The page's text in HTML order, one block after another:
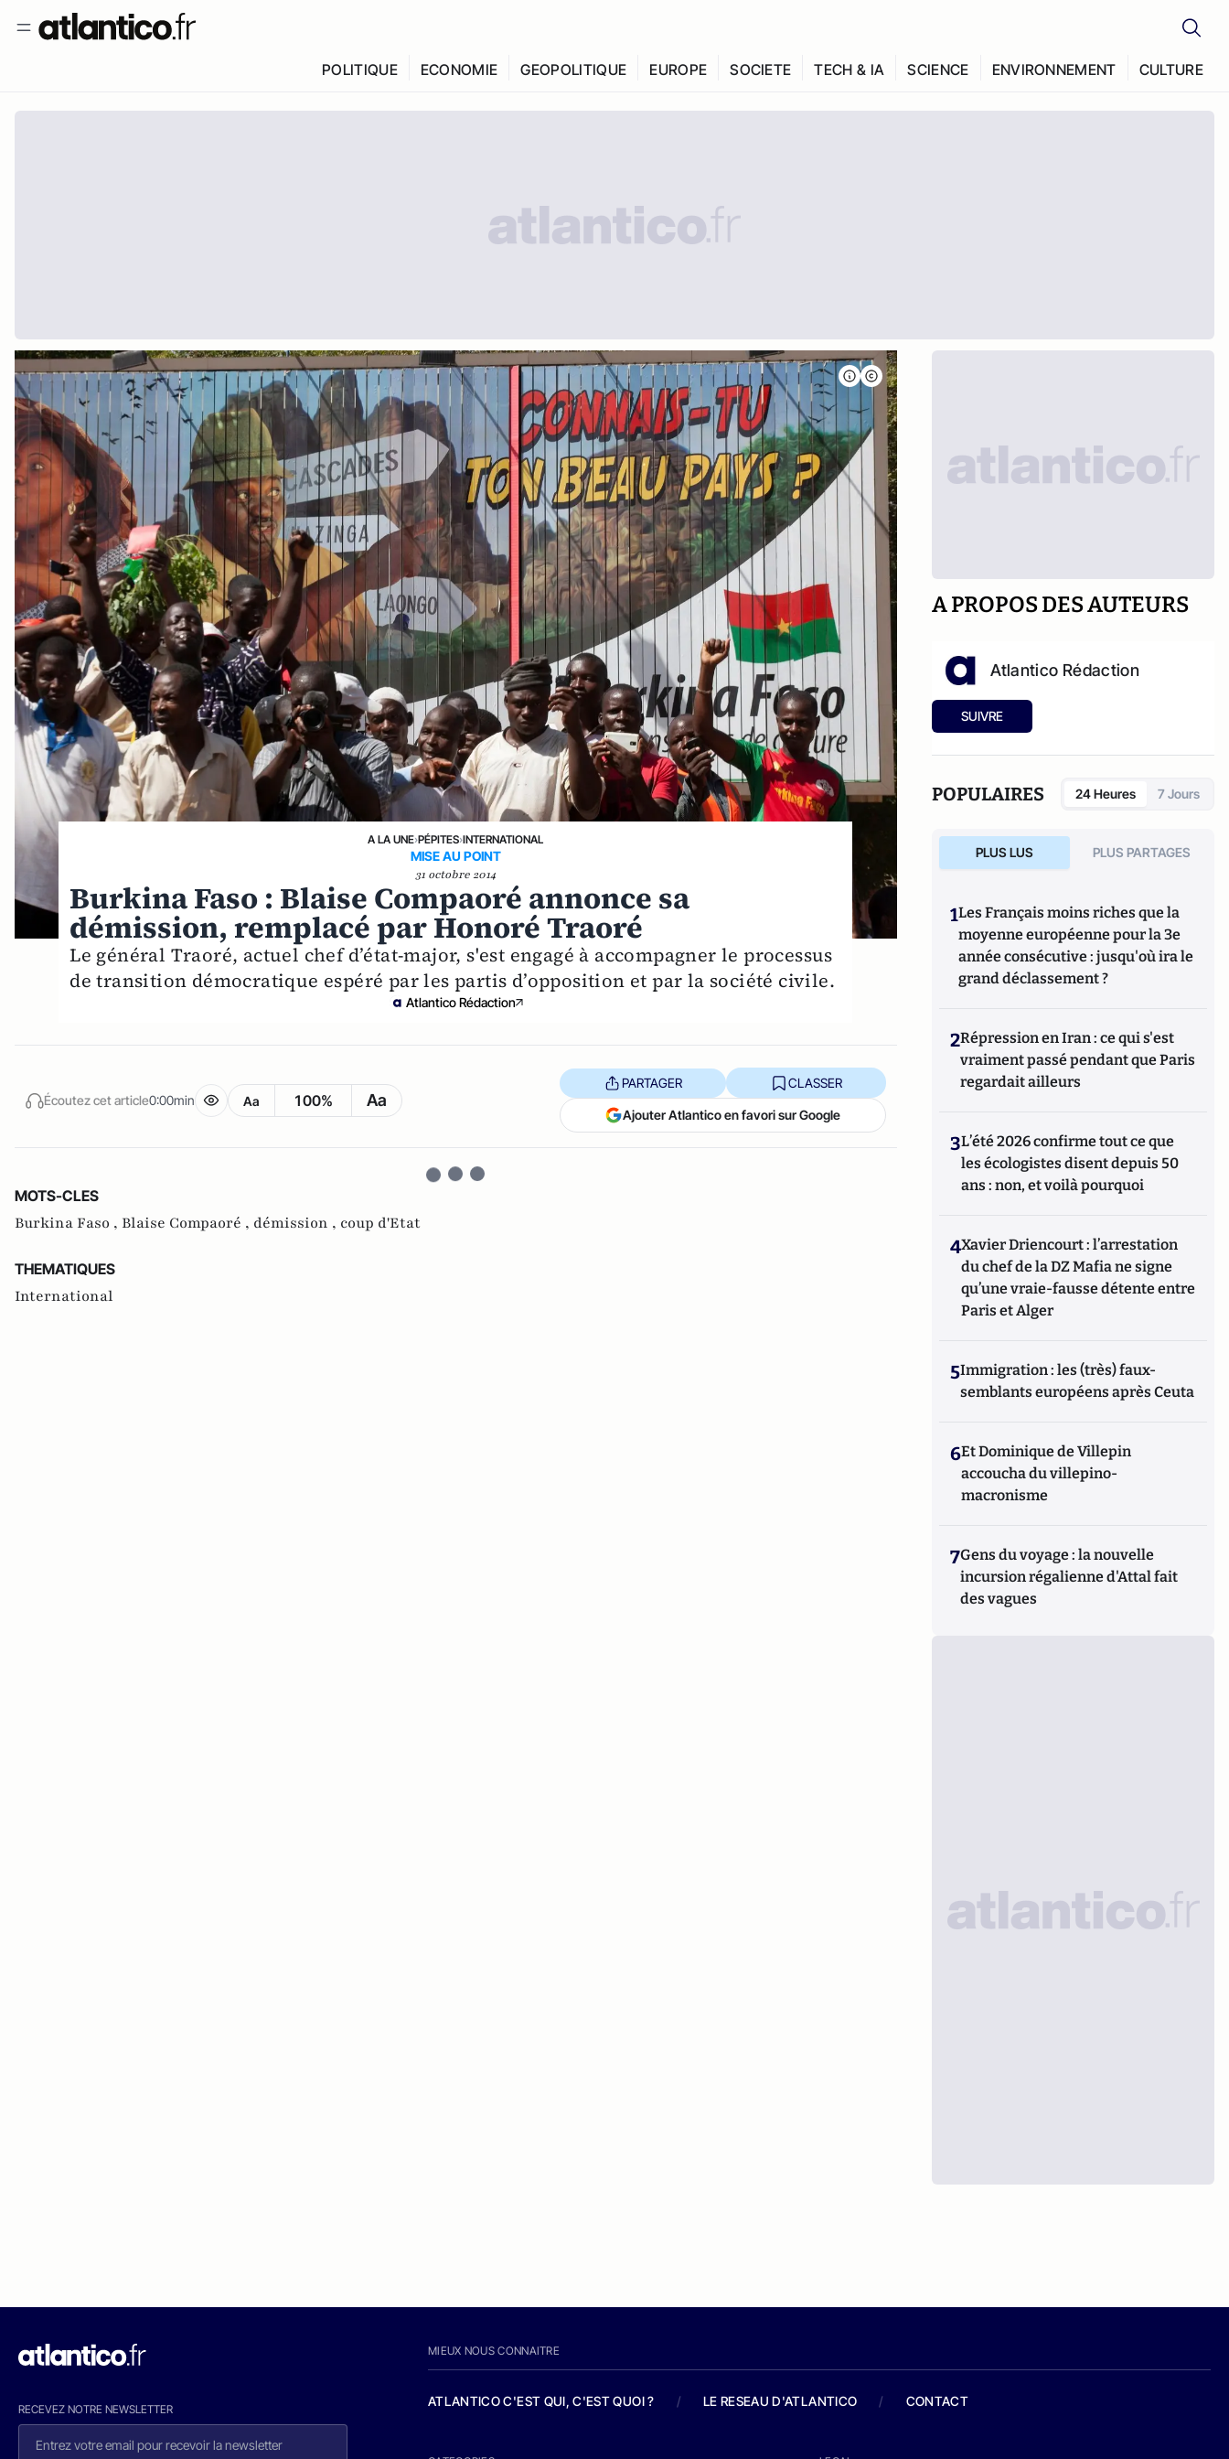
POLITIQUE ECONOMIE GEOPOLITIQUE EUROPE SOCIETE TECH & IA SCIENCE ENVIRONNEMENT CULTURE
A LA UNE›PÉPITES›INTERNATIONAL
MISE AU POINT
31 octobre 2014
Burkina Faso : Blaise Compaoré annonce sa
démission, remplacé par Honoré Traoré
Le général Traoré, actuel chef d’état-major, s'est engagé à accompagner le processus
de transition démocratique espéré par les partis d’opposition et par la société civile.
Atlantico Rédaction
Écoutez cet article0:00min Aa 100% Aa
PARTAGER CLASSER
Ajouter Atlantico en favori sur Google
MOTS-CLES
Burkina Faso , Blaise Compaoré , démission , coup d'Etat
THEMATIQUES
International
A PROPOS DES AUTEURS
Atlantico Rédaction
SUIVRE
POPULAIRES 24 Heures 7 Jours
PLUS LUS PLUS PARTAGES
1Les Français moins riches que la
moyenne européenne pour la 3e
année consécutive : jusqu'où ira le
grand déclassement ?
2Répression en Iran : ce qui s'est
vraiment passé pendant que Paris
regardait ailleurs
3L’été 2026 confirme tout ce que
les écologistes disent depuis 50
ans : non, et voilà pourquoi
4Xavier Driencourt : l’arrestation
du chef de la DZ Mafia ne signe
qu’une vraie-fausse détente entre
Paris et Alger
5Immigration : les (très) faux-
semblants européens après Ceuta
6Et Dominique de Villepin
accoucha du villepino-
macronisme
7Gens du voyage : la nouvelle
incursion régalienne d'Attal fait
des vagues
RECEVEZ NOTRE NEWSLETTER
MIEUX NOUS CONNAITRE
ATLANTICO C'EST QUI, C'EST QUOI ? / LE RESEAU D'ATLANTICO / CONTACT